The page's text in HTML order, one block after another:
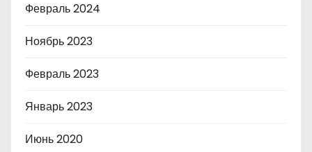
Февраль 2024
Ноябрь 2023
Февраль 2023
Январь 2023
Июнь 2020